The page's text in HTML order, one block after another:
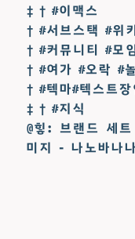
‡ † #이맥스
† #서브스택 #위
† #커뮤니티 #모
† #여가 #오락 #
† #텍마#텍스트
‡ † #지식
@힣: 브랜드 세
미지 - 나노바나나